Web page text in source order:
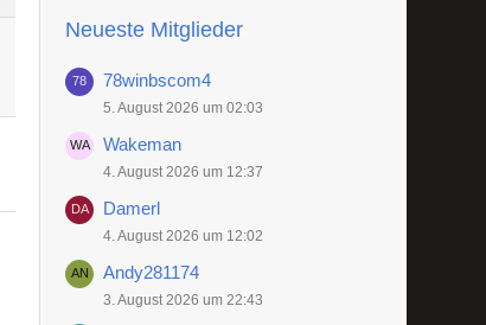
Neueste Mitglieder
78winbscom4
5. August 2026 um 02:03
Wakeman
4. August 2026 um 12:37
Damerl
4. August 2026 um 12:02
Andy281174
3. August 2026 um 22:43